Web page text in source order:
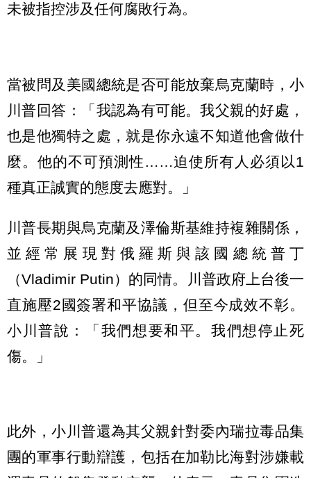
未被指控涉及任何腐敗行為。
當被問及美國總統是否可能放棄烏克蘭時，小
川普回答：「我認為有可能。我父親的好處，
也是他獨特之處，就是你永遠不知道他會做什
麼。他的不可預測性……迫使所有人必須以1
種真正誠實的態度去應對。」
川普長期與烏克蘭及澤倫斯基維持複雜關係，
並經常展現對俄羅斯與該國總統普丁
（Vladimir Putin）的同情。川普政府上台後一
直施壓2國簽署和平協議，但至今成效不彰。
小川普說：「我們想要和平。我們想停止死
傷。」
此外，小川普還為其父親針對委內瑞拉毒品集
團的軍事行動辯護，包括在加勒比海對涉嫌載